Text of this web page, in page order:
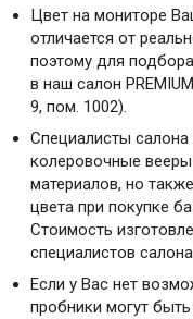
Цвет на мониторе
отличается от
поэтому для
в наш салон
9, пом. 1002).
Специалисты
колеровочные
материалов, но
цвета при покупке
Стоимость
специалистов
Если у Вас нет
пробники могут